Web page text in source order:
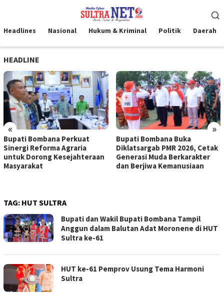
kontenMobile
Headlines Nasional Hukum & Kriminal Politik Daerah
HEADLINE
« »
Bupati Bombana Perkuat
Sinergi Reforma Agraria
untuk Dorong Kesejahteraan
Masyarakat
Bupati Bombana Buka
Diklatsargab PMR 2026, Cetak
Generasi Muda Berkarakter
dan Berjiwa Kemanusiaan
TAG: HUT SULTRA
Bupati dan Wakil Bupati Bombana Tampil
Anggun dalam Balutan Adat Moronene di HUT
Sultra ke-61
HUT ke-61 Pemprov Usung Tema Harmoni
Sultra